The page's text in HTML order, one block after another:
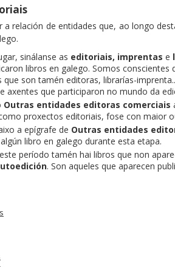
a relación de entidades que, ao longo
sinálanse as editoriais, imprentas e
libros en galego. Somos
que son tamén editoras, librarías-
axentes que participaron no mundo da
Outras entidades editoras comerciais
proxectos editoriais, fose con maior
a epígrafe de Outras entidades
libro en galego durante esta etapa.
período tamén hai libros que non
. Son aqueles que aparecen